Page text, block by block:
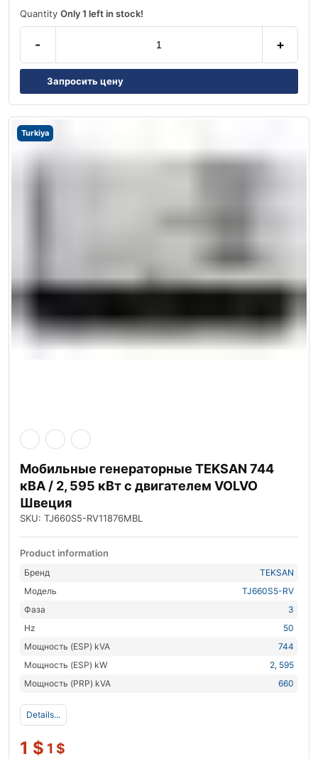
Quantity Only 1 left in stock!
- +
Запросить цену
Turkiya
Мобильные генераторные TEKSAN 744
кВА / 2, 595 кВт с двигателем VOLVO
Швеция
SKU: TJ660S5-RV11876MBL
Product information
Бренд
TEKSAN
Модель
TJ660S5-RV
Фаза
3
Hz
50
Мощность (ESP) kVA
744
Мощность (ESP) kW
2, 595
Мощность (PRP) kVA
660
Details...
1 $ 1 $